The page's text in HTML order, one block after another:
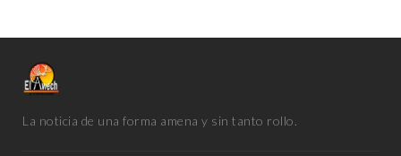
La noticia de una forma amena y sin tanto rollo.